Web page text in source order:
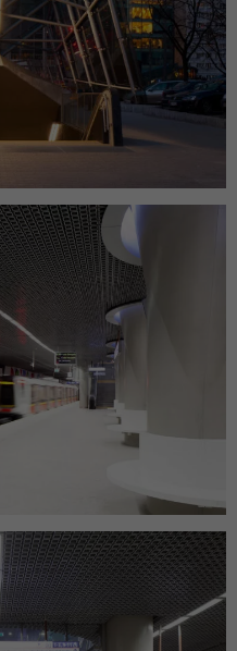
Marketing
Udostępniając
swoje
zainteresowania i
zachowania
podczas
strony, zwiększasz
szansę na
zobaczenie
spersonalizowanych
treści i ofert.